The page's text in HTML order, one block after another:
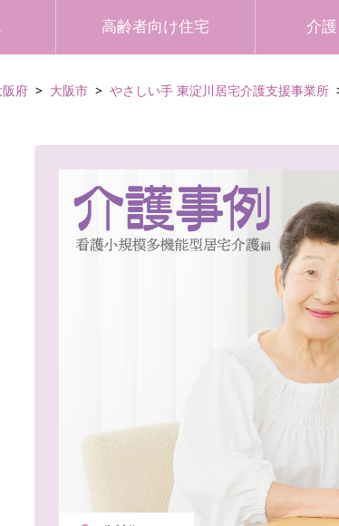
高齢者向け住宅 介
阪府 大阪市 やさしい手 東淀川居宅介護支援事業所